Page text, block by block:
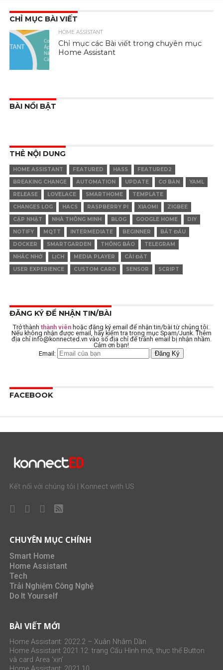
CHỈ MỤC BÀI VIẾT
HOME ASSISTANT
Chỉ mục các Bài viết trong chuyên mục
Home Assistant
BÀI NỔI BẬT
THẺ NỘI DUNG
HOME ASSISTANT FEATURED HASS
FEATURED2
BREAKING CHANGE
AUTOMATION UPDATE CƠ BẢN
YAML
RELEASE
LOVELACE SMARTHOME
TEMPLATE
CHANGES LOG
HACS RASPBERRY PI XIAOMI
ZIGBEE
CẬP NHẬT
NHÀ THÔNG MINH BLOG GOOGLE HOME
DIY
NOTIFY
MQTT INTERMEDIATE BEGINNER
BẮT ĐẦU
DOCKER
SMARTGARDEN THÔNG BÁO
TELEGRAM
NHẮC NHỞ
LỊCH MEDIA PLAYER
CÀI ĐẶT
USER EXPERIENCE
CUSTOM CARD SENSOR SCRIPT
ĐĂNG KÝ ĐỂ NHẬN TIN/BÀI
Trở thànhthành viên hoặc đăng ký email để nhận tin/bài từ chúng tôi.
Nếu không nhận được email, hãy kiểm tra trong mục Spam/Junk. Thêm
địa chỉ info@konnected.vn vào sổ địa chỉ để tránh email bị nhận nhầm.
Cảm ơn bạn!
Email:
FACEBOOK
Kết nối với chúng tôi | Konnect with US
CHUYÊN MỤC CHÍNH
Smart Home
Home Assistant
Tech
Trải Nghiệm Công Nghệ
Do It Yourself
BÀI VIẾT MỚI
Home Assistant: 2022.2 – Xuân Nhâm Dần
Home Assistant 2021.12: trang Cấu Hình mới, thực thể Button
và card Area ‘xịn’